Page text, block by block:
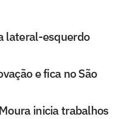
lateral-esquerdo
e fica no São
inicia trabalhos